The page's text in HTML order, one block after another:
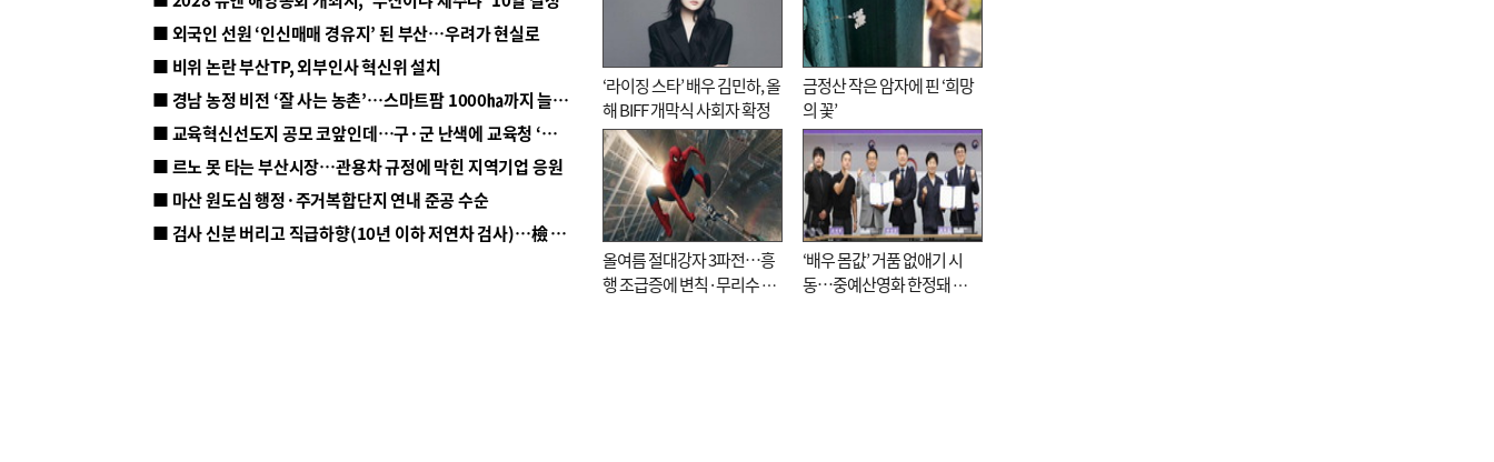
■ 외국인 선원 ‘인신매매 경유지’ 된 부산…우려가 현실로
■ 비위 논란 부산TP, 외부인사 혁신위 설치
■ 경남 농정 비전 ‘잘 사는 농촌’…스마트팜 1000㏊까지 늘린다
■ 교육혁신선도지 공모 코앞인데…구·군 난색에 교육청 ‘쩔쩔’
■ 르노 못 타는 부산시장…관용차 규정에 막힌 지역기업 응원
■ 마산 원도심 행정·주거복합단지 연내 준공 수순
■ 검사 신분 버리고 직급하향(10년 이하 저연차 검사)…檢 중수청행 기피
‘라이징 스타’ 배우 김민하, 올
해 BIFF 개막식 사회자 확정
금정산 작은 암자에 핀 ‘희망
의 꽃’
올여름 절대강자 3파전…흥
행 조급증에 변칙·무리수 마
‘배우 몸값’ 거품 없애기 시
동…중예산영화 한정돼 실